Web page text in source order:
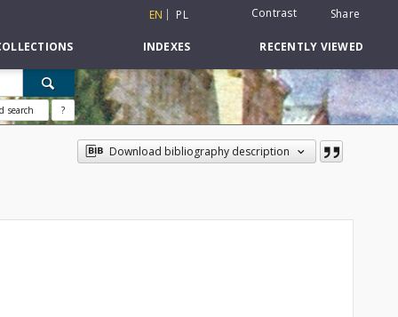
EN PL Contrast Share
INDEXES RECENTLY VIEWED
search ?
Download bibliography description